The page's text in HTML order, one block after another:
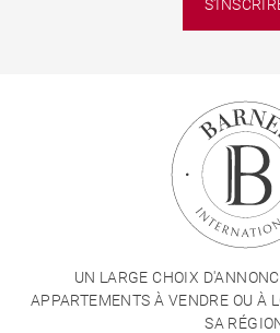
UN LARGE CHOIX
APPARTEMENTS À VENDRE OU À
SA